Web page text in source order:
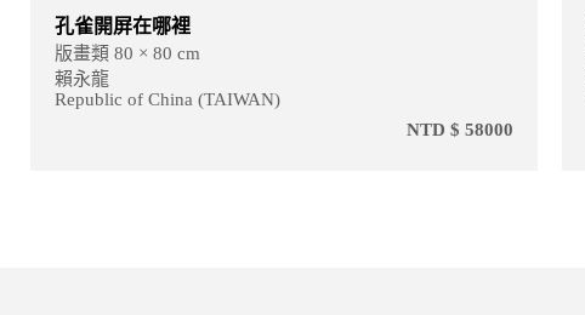
賽道
版畫類 60 × 45 cm
賴永龍
Republic of China (TAIWAN)
NTD $ 36000